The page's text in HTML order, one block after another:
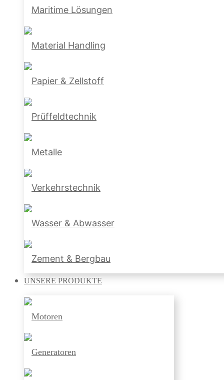
Maritime Lösungen
Material Handling
Papier & Zellstoff
Prüffeldtechnik
Metalle
Verkehrstechnik
Wasser & Abwasser
Zement & Bergbau
UNSERE PRODUKTE
Motoren
Generatoren